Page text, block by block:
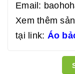
Email:
Xem thêm
tại link: Áo